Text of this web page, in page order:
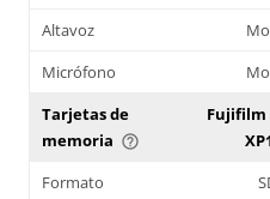
Altavoz
Micrófono
Tarjetas de
memoria help_outline
Fujifilm
Formato